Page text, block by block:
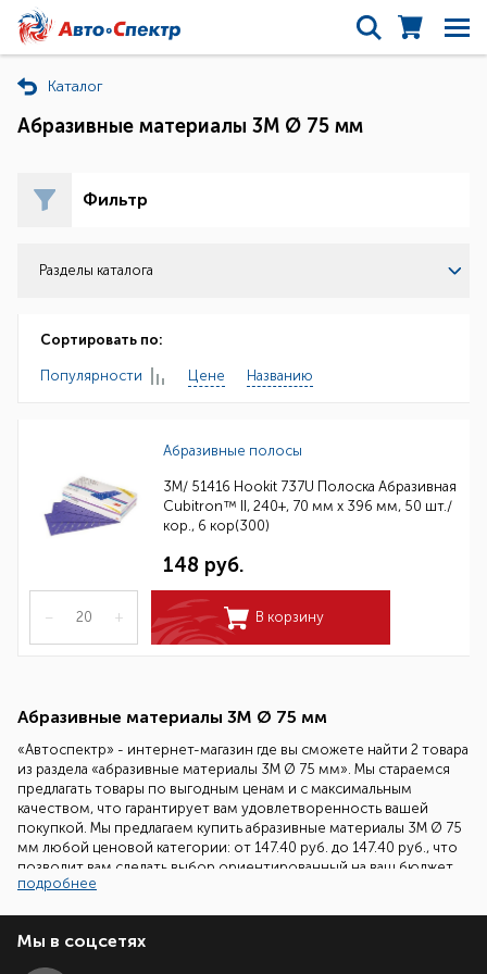
Каталог
Абразивные материалы 3М Ø 75 мм
Фильтр
Разделы каталога
Сортировать по:
Популярности Цене Названию
Абразивные полосы
3M/ 51416 Hookit 737U Полоска Абразивная
Cubitron™ II, 240+, 70 мм x 396 мм, 50 шт./
кор., 6 кор(300)
148 руб.
– + В корзину
Абразивные материалы 3М Ø 75 мм
«Автоспектр» - интернет-магазин где вы сможете найти 2 товара
из раздела «абразивные материалы 3М Ø 75 мм». Мы стараемся
предлагать товары по выгодным ценам и с максимальным
качеством, что гарантирует вам удовлетворенность вашей
покупкой. Мы предлагаем купить абразивные материалы 3М Ø 75
мм любой ценовой категории: от 147.40 руб. до 147.40 руб., что
позволит вам сделать выбор ориентированный на ваш бюджет.
необходимый товар. Все что вам надо сделать - это позвонить
нам по бесплатному телефонному номеру 8 (800) 700-86-08 и
подробнее
Мы в соцсетях